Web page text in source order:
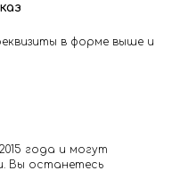
в форме выше и
года и могут
Вы останетесь